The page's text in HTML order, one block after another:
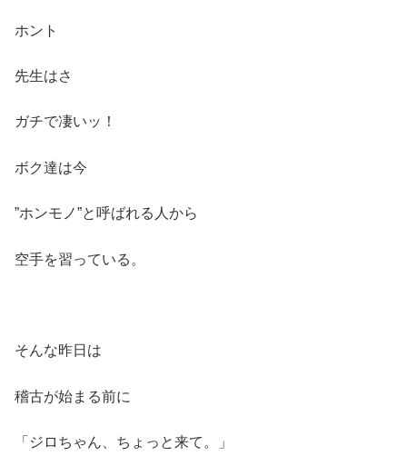
ホント
先生はさ
ガチで凄いッ！
ボク達は今
”ホンモノ”と呼ばれる人から
空手を習っている。
そんな昨日は
稽古が始まる前に
「ジロちゃん、ちょっと来て。」